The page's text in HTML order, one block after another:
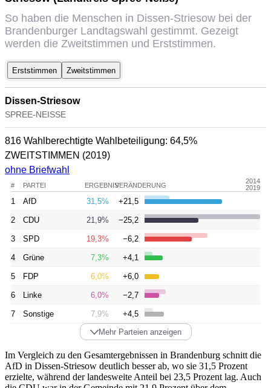
So haben die Menschen in Dissen-Striesow bei der
Brandenburger Landtagswahl gestimmt. Gezeigt
werden die Zweitstimmen und Erststimmen.
Erststimmen Zweitstimmen
Dissen-Striesow
SPREE-NEISSE
816 Wahlberechtigte Wahlbeteiligung: 64,5%
ZWEITSTIMMEN (2019)
ohne Briefwahl
# PARTEI ERGEBNISVERÄNDERUNG
2014
2019
1 AfD 31,5% +21,5
2 CDU 21,9% −25,2
3 SPD 19,3% −6,2
4 Grüne 7,3% +4,1
5 FDP 6,0% +6,0
6 Linke 6,0% −2,7
7 Sonstige 7,9%
+4,5
Mehr Parteien anzeigen
Im Vergleich zu den Gesamtergebnissen in Brandenburg schnitt die
AfD in Dissen-Striesow deutlich besser ab, wo sie 31,5 Prozent
erzielte, während der landesweite Anteil bei 23,5 Prozent lag. Auch